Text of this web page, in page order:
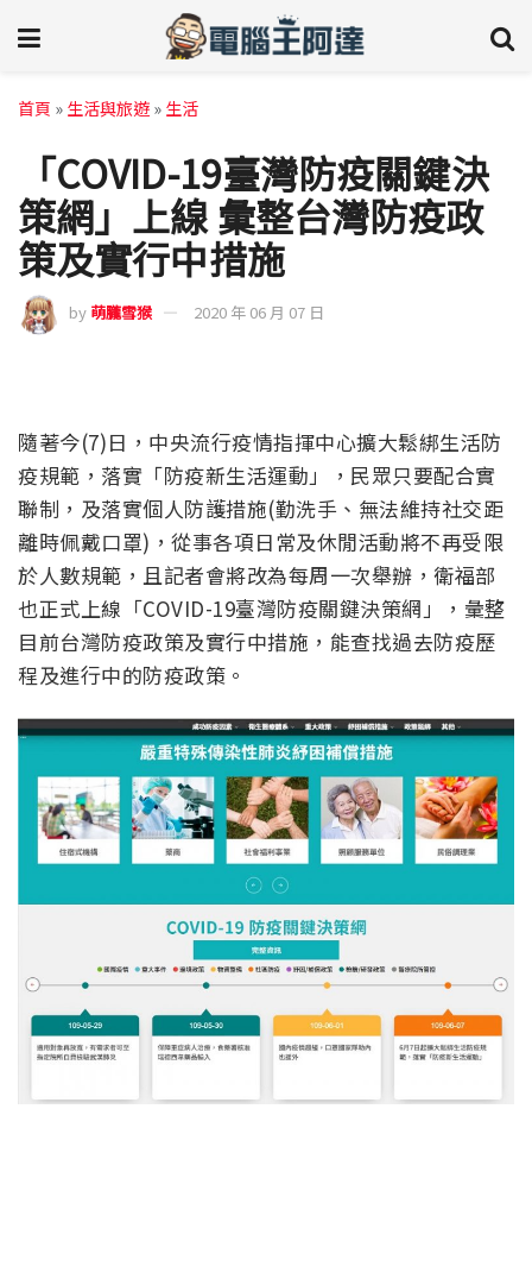
首頁 » 生活與旅遊 » 生活
「COVID-19臺灣防疫關鍵決
策網」上線 彙整台灣防疫政
策及實行中措施
by 萌朧雪猴 2020 年 06 月 07 日
隨著今(7)日，中央流行疫情指揮中心擴大鬆綁生活防
疫規範，落實「防疫新生活運動」，民眾只要配合實
聯制，及落實個人防護措施(勤洗手、無法維持社交距
離時佩戴口罩)，從事各項日常及休閒活動將不再受限
於人數規範，且記者會將改為每周一次舉辦，衛福部
也正式上線「COVID-19臺灣防疫關鍵決策網」，彙整
目前台灣防疫政策及實行中措施，能查找過去防疫歷
程及進行中的防疫政策。